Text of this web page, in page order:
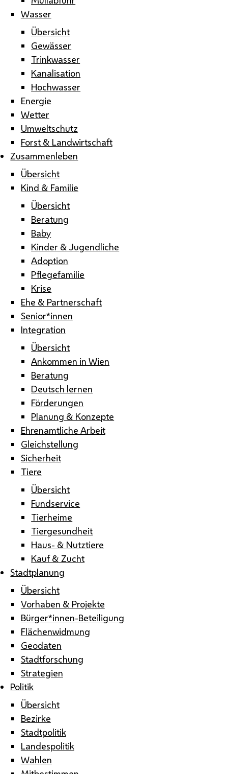
Wasser
Übersicht
Gewässer
Trinkwasser
Kanalisation
Hochwasser
Energie
Wetter
Umweltschutz
Forst & Landwirtschaft
Zusammenleben
Übersicht
Kind & Familie
Übersicht
Beratung
Baby
Kinder & Jugendliche
Adoption
Pflegefamilie
Krise
Ehe & Partnerschaft
Senior*innen
Integration
Übersicht
Ankommen in Wien
Beratung
Deutsch lernen
Förderungen
Planung & Konzepte
Ehrenamtliche Arbeit
Gleichstellung
Sicherheit
Tiere
Übersicht
Fundservice
Tierheime
Tiergesundheit
Haus- & Nutztiere
Kauf & Zucht
Stadtplanung
Übersicht
Vorhaben & Projekte
Bürger*innen-Beteiligung
Flächenwidmung
Geodaten
Stadtforschung
Strategien
Politik
Übersicht
Bezirke
Stadtpolitik
Landespolitik
Wahlen